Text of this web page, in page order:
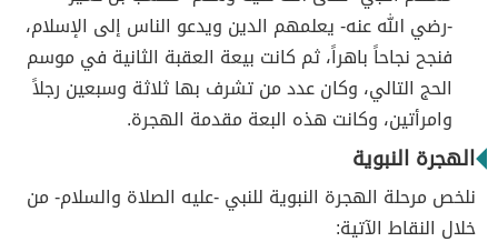
-رضي الله عنه- يعلمهم الدين ويدعو الناس إلى الإسلام،
فنجح نجاحاً باهراً، ثم كانت بيعة العقبة الثانية في موسم
الحج التالي، وكان عدد من تشرف بها ثلاثة وسبعين رجلاً
وامرأتين، وكانت هذه البعة مقدمة الهجرة.
الهجرة النبوية
نلخص مرحلة الهجرة النبوية للنبي -عليه الصلاة والسلام- من
خلال النقاط الآتية: